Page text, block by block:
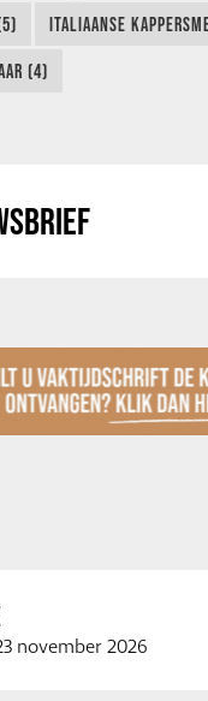
ITALIAANSE
(4)
november 2026